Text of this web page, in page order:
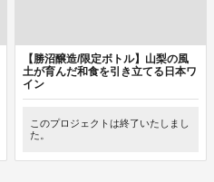
【勝沼醸造/限定ボトル】山梨の風
土が育んだ和食を引き立てる日本ワ
イン
このプロジェクトは終了いたしまし
た。